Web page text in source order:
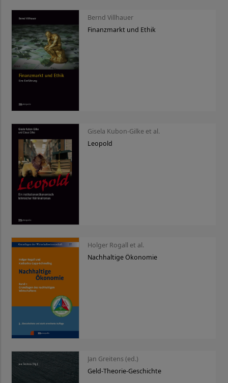
Bernd Villhauer
Finanzmarkt und Ethik
Gisela Kubon-Gilke et al.
Leopold
Holger Rogall et al.
Nachhaltige Ökonomie
Jan Greitens (ed.)
Geld-Theorie-Geschichte